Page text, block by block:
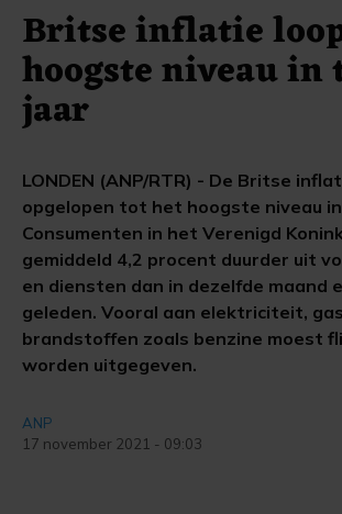
Britse inflatie
hoogste niveau in
jaar
LONDEN (ANP/RTR) - De Britse
opgelopen tot het hoogste niveau
Consumenten in het Verenigd
gemiddeld 4,2 procent duurder uit
en diensten dan in dezelfde maand
geleden. Vooral aan elektriciteit,
brandstoffen zoals benzine moest
worden uitgegeven.
ANP
17 november 2021 - 09:03